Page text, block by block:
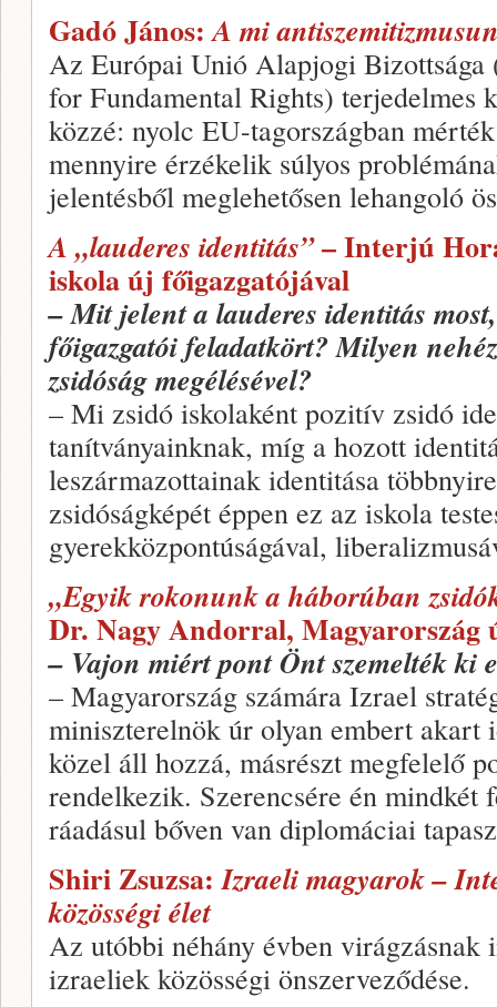
Gadó János:A mi
Az Európai Unió Alapjogi Bizottsága
for Fundamental Rights) terjedelmes
közzé: nyolc EU-tagországban
mennyire érzékelik súlyos
jelentésből meglehetősen lehangoló
A „lauderes identitás”– Interjú
iskola új főigazgatójával
– Mit jelent a lauderes identitás
főigazgatói feladatkört? Milyen
zsidóság megélésével?
– Mi zsidó iskolaként pozitív zsidó
tanítványainknak, míg a hozott
leszármazottainak identitása
zsidóságképét éppen ez az iskola
gyerekközpontúságával,
„Egyik rokonunk a háborúban
Dr. Nagy Andorral, Magyarország
– Vajon miért pont Önt szemelték ki
– Magyarország számára Izrael
miniszterelnök úr olyan embert akart
közel áll hozzá, másrészt megfelelő
rendelkezik. Szerencsére én mindkét
ráadásul bőven van diplomáciai
Shiri Zsuzsa:Izraeli magyarok –
közösségi élet
Az utóbbi néhány évben virágzásnak
izraeliek közösségi önszerveződése.